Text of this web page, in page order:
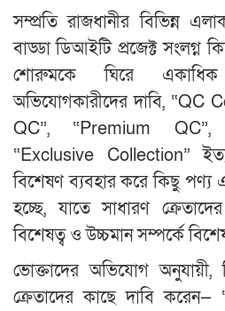
সম্প্রতি রাজধানীর বিভিন্ন
বাড্ডা ডিআইটি প্রজেক্ট সংলগ্ন
শোরুমকে ঘিরে
অভিযোগকারীদের দাবি, “QC
QC”, “Premium QC”,
“Exclusive Collection”
বিশেষণ ব্যবহার করে কিছু পণ্য
হচ্ছে, যাতে সাধারণ
বিশেষত্ব ও উচ্চমান সম্পর্কে
ভোক্তাদের অভিযোগ অনুযায়ী,
ক্রেতাদের কাছে দাবি